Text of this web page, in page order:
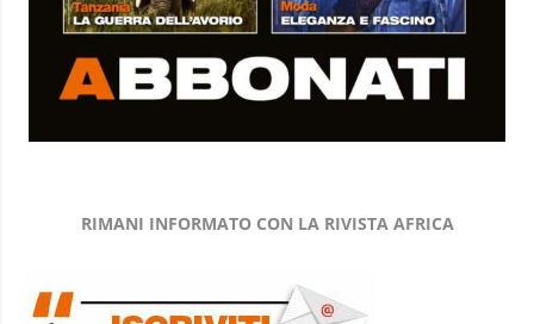
RIMANI INFORMATO CON LA RIVISTA AFRICA